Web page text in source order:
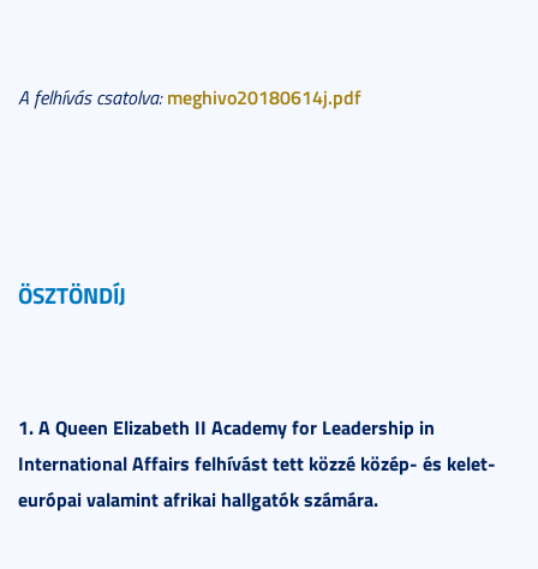
A felhívás csatolva: meghivo20180614j.pdf
ÖSZTÖNDÍJ
1. A Queen Elizabeth II Academy for Leadership in
International Affairs felhívást tett közzé közép- és kelet-
európai valamint afrikai hallgatók számára.